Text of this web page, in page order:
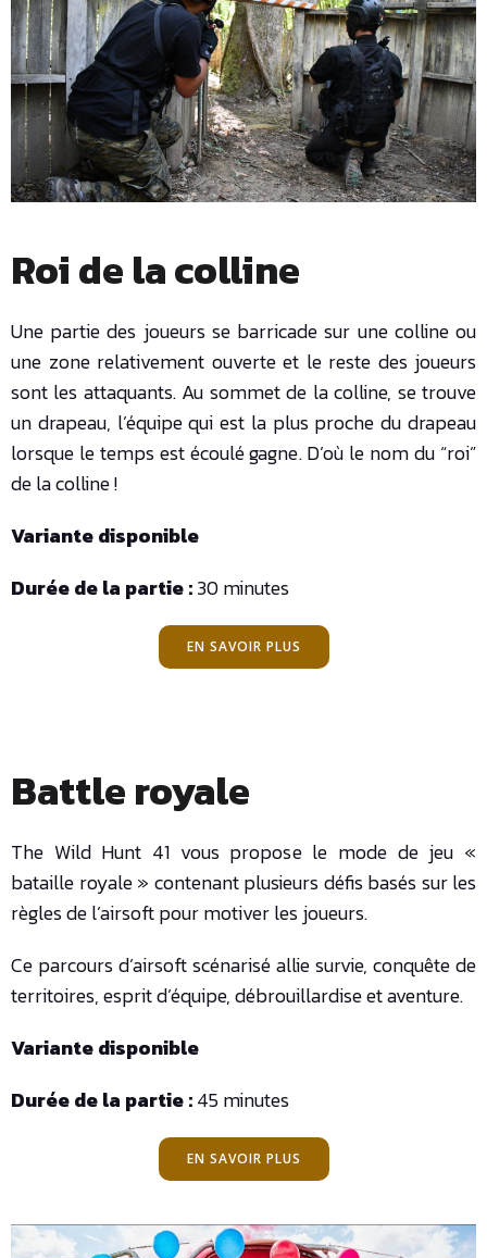
Roi de la colline
Une partie des joueurs se barricade sur une colline ou
une zone relativement ouverte et le reste des joueurs
sont les attaquants. Au sommet de la colline, se trouve
un drapeau, l’équipe qui est la plus proche du drapeau
lorsque le temps est écoulé gagne. D’où le nom du “roi”
de la colline !
Variante disponible
Durée de la partie :30 minutes
EN SAVOIR PLUS
Battle royale
The Wild Hunt 41 vous propose le mode de jeu «
bataille royale » contenant plusieurs défis basés sur les
règles de l’airsoft pour motiver les joueurs.
Ce parcours d’airsoft scénarisé allie survie, conquête de
territoires, esprit d’équipe, débrouillardise et aventure.
Variante disponible
Durée de la partie :45 minutes
EN SAVOIR PLUS